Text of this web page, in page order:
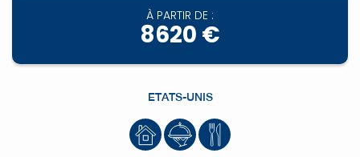
À PARTIR DE :
8620 €
ETATS-UNIS